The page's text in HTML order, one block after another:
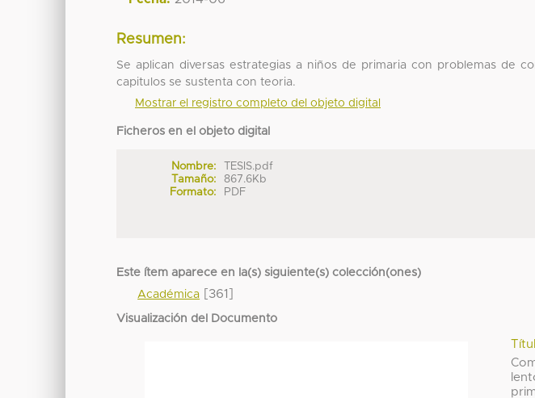
Resumen:
Se aplican diversas estrategias a niños de primaria con problemas de
capitulos se sustenta con teoria.
Mostrar el registro completo del objeto digital
Ficheros en el objeto digital
Nombre:
TESIS.pdf
Tamaño:
867.6Kb
Formato:
PDF
Este ítem aparece en la(s) siguiente(s) colección(ones)
Académica [361]
Visualización del Documento